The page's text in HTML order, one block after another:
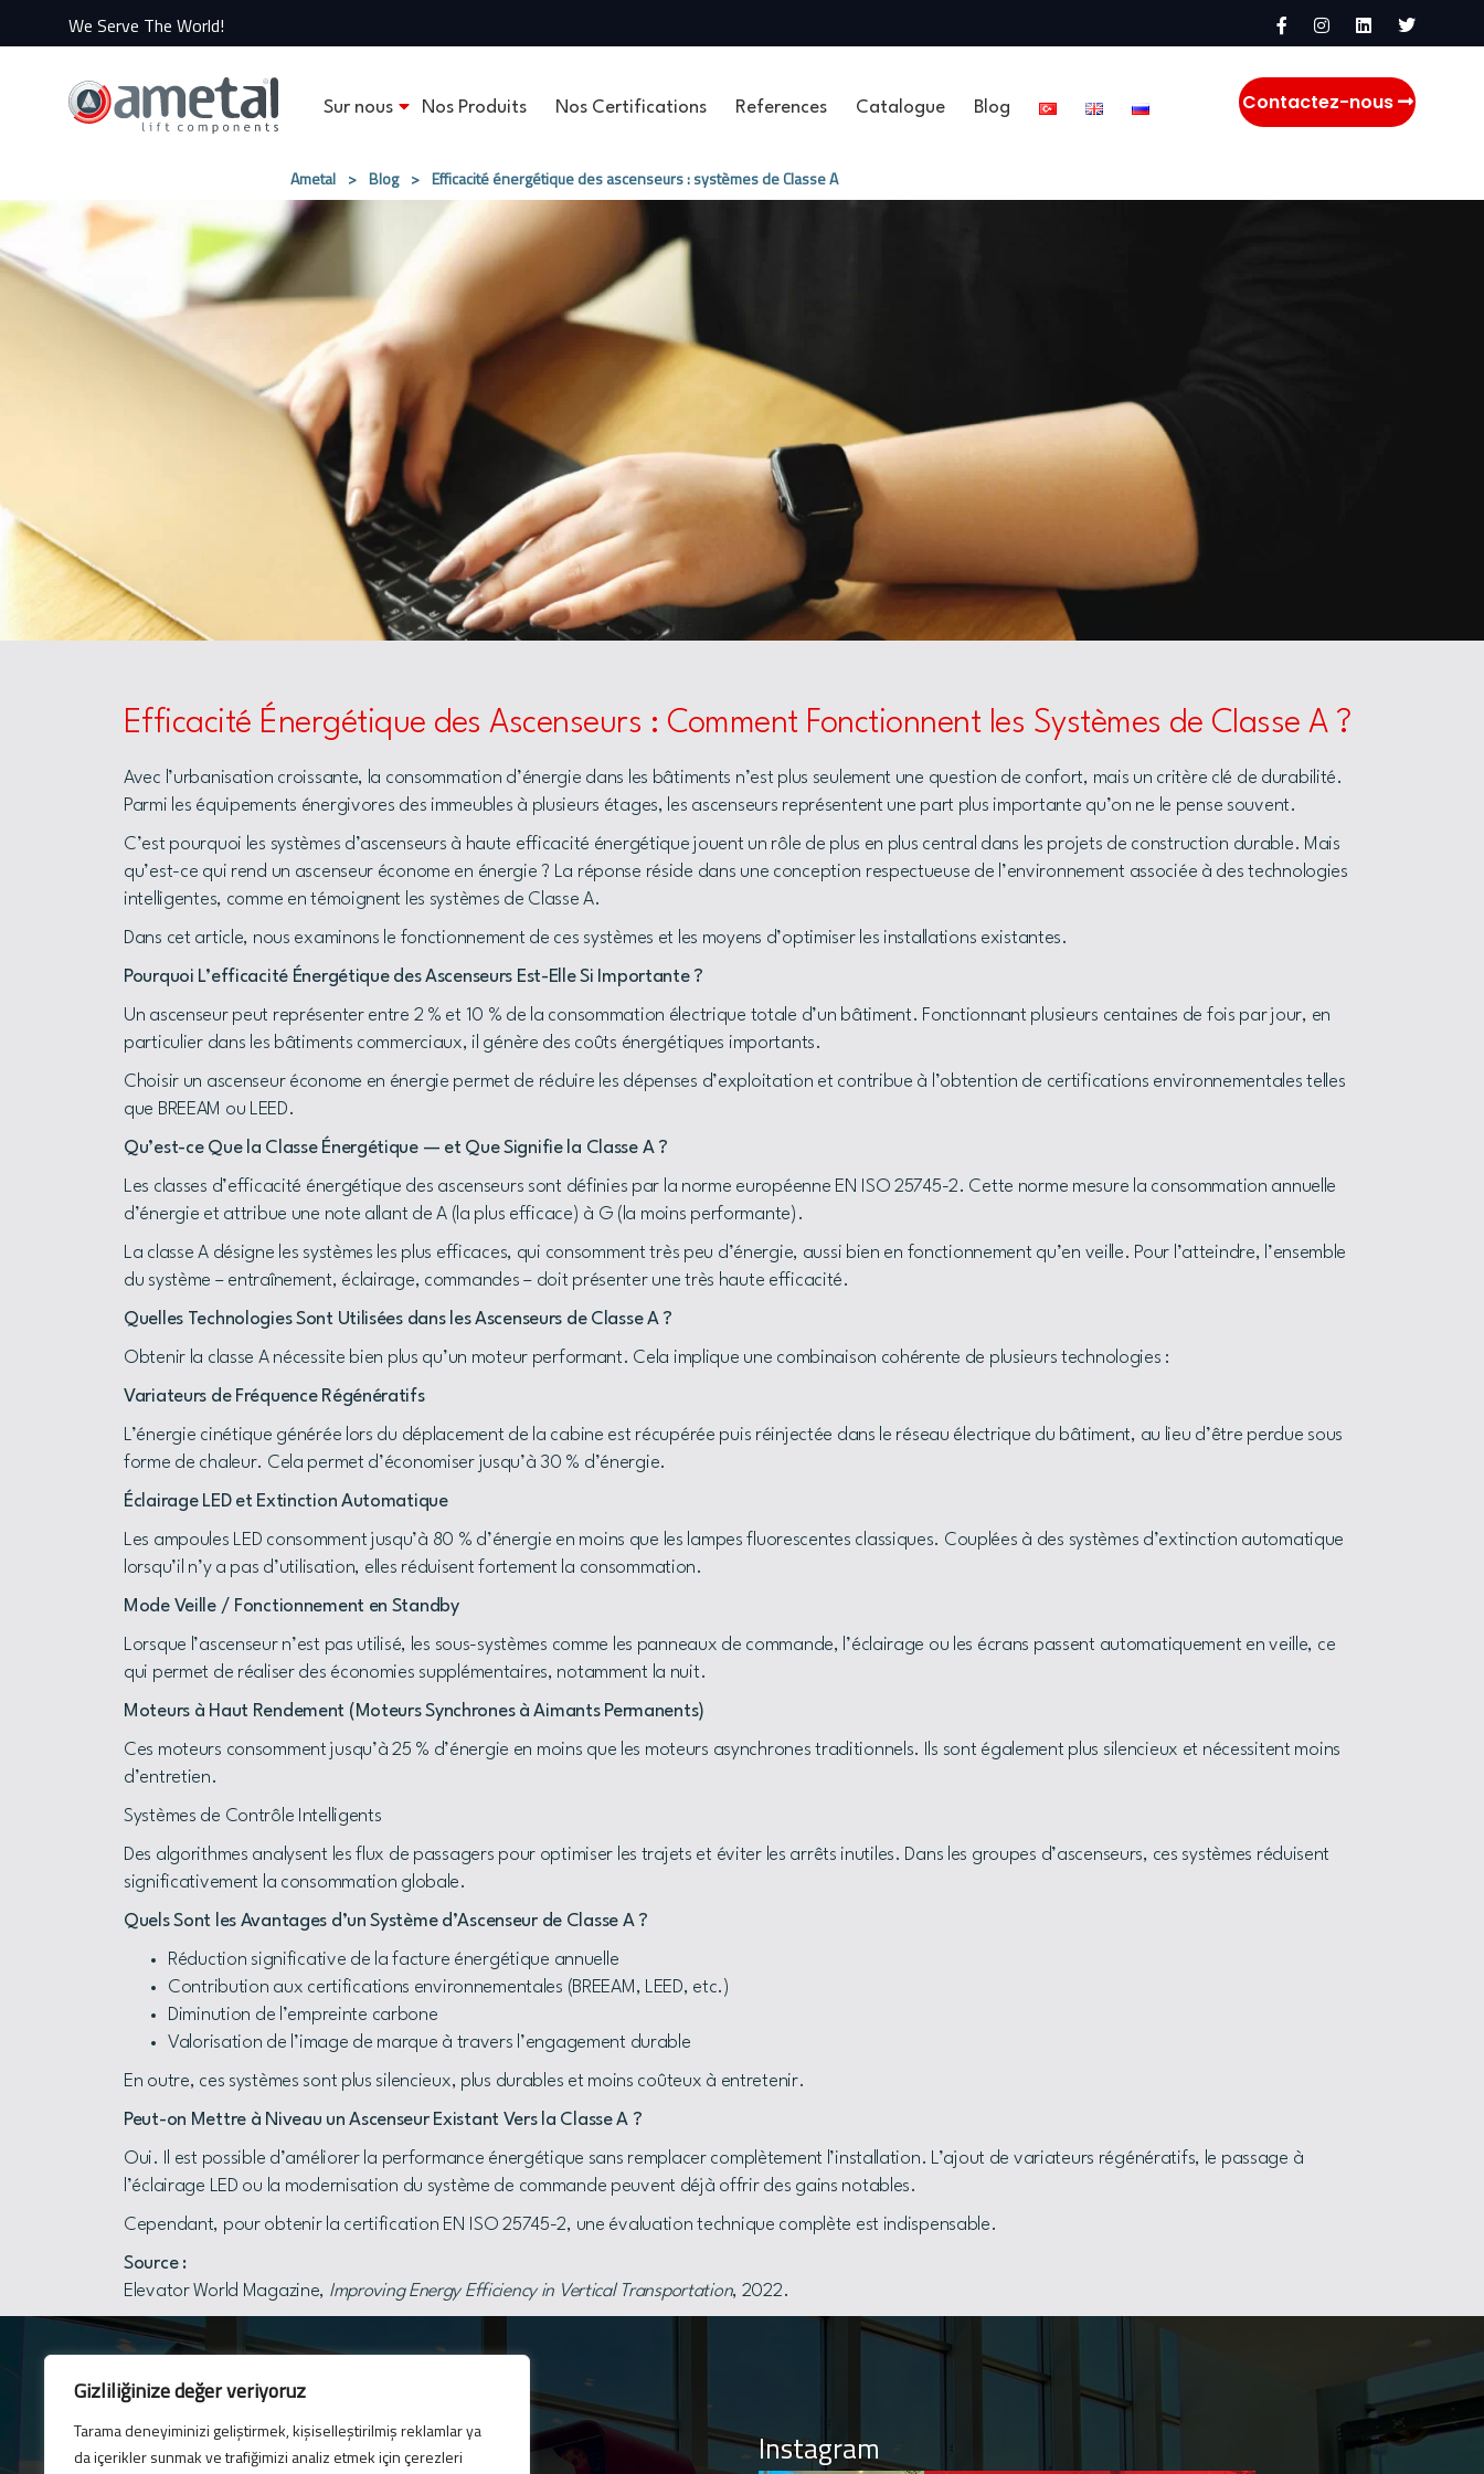
Gizliliğinize değer veriyoruz
Tarama deneyiminizi geliştirmek, kişiselleştirilmiş reklamlar ya
da içerikler sunmak ve trafiğimizi analiz etmek için çerezleri
We Serve The World!
Sur nous Nos Produits Nos Certifications References Catalogue Blog Contactez-nous
Ametal > Blog > Efficacité énergétique des ascenseurs : systèmes de Classe A
Efficacité Énergétique des Ascenseurs : Comment Fonctionnent les Systèmes de Classe A ?
Avec l’urbanisation croissante, la consommation d’énergie dans les bâtiments n’est plus seulement une question de confort, mais un critère clé de durabilité.
Parmi les équipements énergivores des immeubles à plusieurs étages, les ascenseurs représentent une part plus importante qu’on ne le pense souvent.
C’est pourquoi les systèmes d’ascenseurs à haute efficacité énergétique jouent un rôle de plus en plus central dans les projets de construction durable. Mais
qu’est-ce qui rend un ascenseur économe en énergie ? La réponse réside dans une conception respectueuse de l’environnement associée à des technologies
intelligentes, comme en témoignent les systèmes de Classe A.
Dans cet article, nous examinons le fonctionnement de ces systèmes et les moyens d’optimiser les installations existantes.
Pourquoi L’efficacité Énergétique des Ascenseurs Est-Elle Si Importante ?
Un ascenseur peut représenter entre 2 % et 10 % de la consommation électrique totale d’un bâtiment. Fonctionnant plusieurs centaines de fois par jour, en
particulier dans les bâtiments commerciaux, il génère des coûts énergétiques importants.
Choisir un ascenseur économe en énergie permet de réduire les dépenses d’exploitation et contribue à l’obtention de certifications environnementales telles
que BREEAM ou LEED.
Qu’est-ce Que la Classe Énergétique — et Que Signifie la Classe A ?
Les classes d’efficacité énergétique des ascenseurs sont définies par la norme européenne EN ISO 25745-2. Cette norme mesure la consommation annuelle
d’énergie et attribue une note allant de A (la plus efficace) à G (la moins performante).
La classe A désigne les systèmes les plus efficaces, qui consomment très peu d’énergie, aussi bien en fonctionnement qu’en veille. Pour l’atteindre, l’ensemble
du système – entraînement, éclairage, commandes – doit présenter une très haute efficacité.
Quelles Technologies Sont Utilisées dans les Ascenseurs de Classe A ?
Obtenir la classe A nécessite bien plus qu’un moteur performant. Cela implique une combinaison cohérente de plusieurs technologies :
Variateurs de Fréquence Régénératifs
L’énergie cinétique générée lors du déplacement de la cabine est récupérée puis réinjectée dans le réseau électrique du bâtiment, au lieu d’être perdue sous
forme de chaleur. Cela permet d’économiser jusqu’à 30 % d’énergie.
Éclairage LED et Extinction Automatique
Les ampoules LED consomment jusqu’à 80 % d’énergie en moins que les lampes fluorescentes classiques. Couplées à des systèmes d’extinction automatique
lorsqu’il n’y a pas d’utilisation, elles réduisent fortement la consommation.
Mode Veille / Fonctionnement en Standby
Lorsque l’ascenseur n’est pas utilisé, les sous-systèmes comme les panneaux de commande, l’éclairage ou les écrans passent automatiquement en veille, ce
qui permet de réaliser des économies supplémentaires, notamment la nuit.
Moteurs à Haut Rendement (Moteurs Synchrones à Aimants Permanents)
Ces moteurs consomment jusqu’à 25 % d’énergie en moins que les moteurs asynchrones traditionnels. Ils sont également plus silencieux et nécessitent moins
d’entretien.
Systèmes de Contrôle Intelligents
Des algorithmes analysent les flux de passagers pour optimiser les trajets et éviter les arrêts inutiles. Dans les groupes d’ascenseurs, ces systèmes réduisent
significativement la consommation globale.
Quels Sont les Avantages d’un Système d’Ascenseur de Classe A ?
Réduction significative de la facture énergétique annuelle
Contribution aux certifications environnementales (BREEAM, LEED, etc.)
Diminution de l’empreinte carbone
Valorisation de l’image de marque à travers l’engagement durable
En outre, ces systèmes sont plus silencieux, plus durables et moins coûteux à entretenir.
Peut-on Mettre à Niveau un Ascenseur Existant Vers la Classe A ?
Oui. Il est possible d’améliorer la performance énergétique sans remplacer complètement l’installation. L’ajout de variateurs régénératifs, le passage à
l’éclairage LED ou la modernisation du système de commande peuvent déjà offrir des gains notables.
Cependant, pour obtenir la certification EN ISO 25745-2, une évaluation technique complète est indispensable.
Source :
Elevator World Magazine, Improving Energy Efficiency in Vertical Transportation, 2022.
Lettre électronique
Instagram